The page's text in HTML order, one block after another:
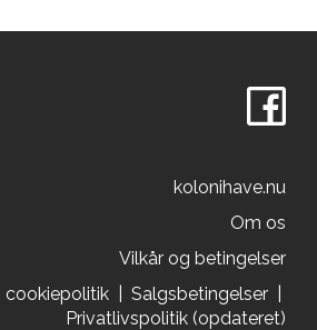
kolonihave.nu
Om os
Vilkår og betingelser
cookiepolitik| Salgsbetingelser|
Privatlivspolitik (opdateret)